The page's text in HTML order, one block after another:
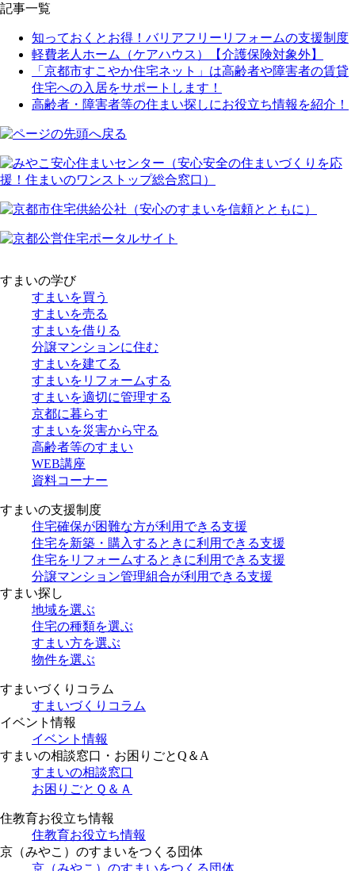
記事一覧
知っておくとお得！バリアフリーリフォームの支援制度
軽費老人ホーム（ケアハウス）【介護保険対象外】
「京都市すこやか住宅ネット」は高齢者や障害者の賃貸
住宅への入居をサポートします！
高齢者・障害者等の住まい探しにお役立ち情報を紹介！
すまいの学び
すまいを買う
すまいを売る
すまいを借りる
分譲マンションに住む
すまいを建てる
すまいをリフォームする
すまいを適切に管理する
京都に暮らす
すまいを災害から守る
高齢者等のすまい
WEB講座
資料コーナー
すまいの支援制度
住宅確保が困難な方が利用できる支援
住宅を新築・購入するときに利用できる支援
住宅をリフォームするときに利用できる支援
分譲マンション管理組合が利用できる支援
すまい探し
地域を選ぶ
住宅の種類を選ぶ
すまい方を選ぶ
物件を選ぶ
すまいづくりコラム
すまいづくりコラム
イベント情報
イベント情報
すまいの相談窓口・お困りごとQ＆A
すまいの相談窓口
お困りごとＱ＆Ａ
住教育お役立ち情報
住教育お役立ち情報
京（みやこ）のすまいをつくる団体
京（みやこ）のすまいをつくる団体